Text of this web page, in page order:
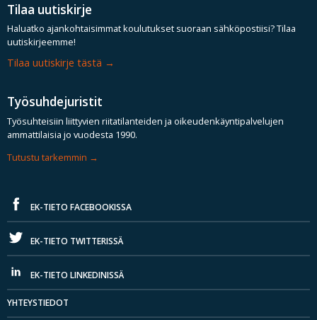
Tilaa uutiskirje
Haluatko ajankohtaisimmat koulutukset suoraan sähköpostiisi? Tilaa
uutiskirjeemme!
Tilaa uutiskirje tästä
Työsuhdejuristit
Työsuhteisiin liittyvien riitatilanteiden ja oikeudenkäyntipalvelujen
ammattilaisia jo vuodesta 1990.
Tutustu tarkemmin
EK-TIETO FACEBOOKISSA
EK-TIETO TWITTERISSÄ
EK-TIETO LINKEDINISSÄ
YHTEYSTIEDOT